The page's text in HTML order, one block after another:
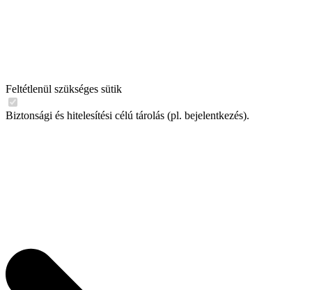
Feltétlenül szükséges sütik
Biztonsági és hitelesítési célú tárolás (pl. bejelentkezés).